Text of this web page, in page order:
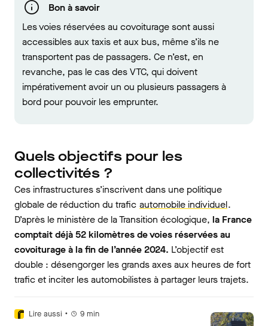
Bon à savoir
Les voies réservées au covoiturage sont aussi
accessibles aux taxis et aux bus, même s’ils ne
transportent pas de passagers. Ce n’est, en
revanche, pas le cas des VTC, qui doivent
impérativement avoir un ou plusieurs passagers à
bord pour pouvoir les emprunter.
Quels objectifs pour les
collectivités ?
Ces infrastructures s’inscrivent dans une politique
globale de réduction du trafic automobile individuel.
D’après le ministère de la Transition écologique, la France
comptait déjà 52 kilomètres de voies réservées au
covoiturage à la fin de l’année 2024. L’objectif est
double : désengorger les grands axes aux heures de fort
trafic et inciter les automobilistes à partager leurs trajets.
Lire aussi • 9 min